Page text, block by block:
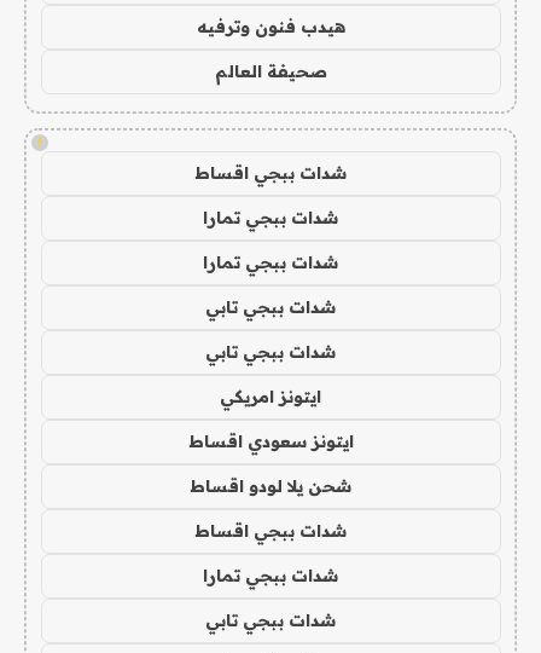
هيدب فنون وترفيه
صحيفة العالم
!
شدات ببجي اقساط
شدات ببجي تمارا
شدات ببجي تمارا
شدات ببجي تابي
شدات ببجي تابي
ايتونز امريكي
ايتونز سعودي اقساط
شحن يلا لودو اقساط
شدات ببجي اقساط
شدات ببجي تمارا
شدات ببجي تابي